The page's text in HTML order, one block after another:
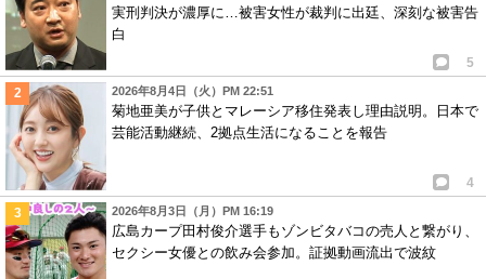
実刑判決が濃厚に…被害女性が裁判に出廷、深刻な被害告
白
5
2026年8月4日（火）PM 22:51
菊地亜美が子供とマレーシア移住発表し理由説明。日本で
芸能活動継続、2拠点生活になることを報告
4
2026年8月3日（月）PM 16:19
広島カープ田村俊介選手もゾンビタバコの売人と繋がり、
セクシー女優との飲み会参加。証拠動画流出で波紋